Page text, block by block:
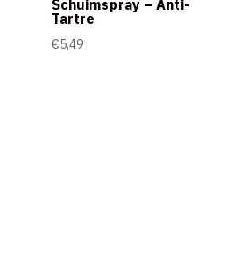
Schuimspray – Anti-
Tartre
€5,49